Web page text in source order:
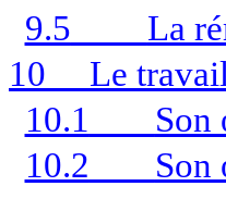
9.5
La
10
Le
10.1
Son
10.2
Son